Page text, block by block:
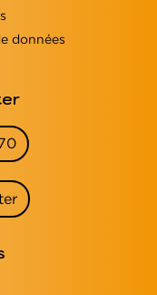
données